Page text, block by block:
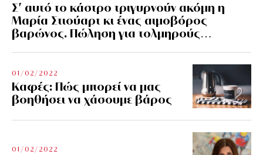
Σ’ αυτό το κάστρο τριγυρνούν ακόμη η
Μαρία Στιούαρτ κι ένας αιμοβόρος
βαρώνος. Πώληση για τολμηρούς…
01/02/2022
Kαφές: Πώς μπορεί να μας
βοηθήσει να χάσουμε βάρος
01/02/2022